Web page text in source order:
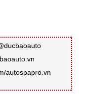
autospapro.vn